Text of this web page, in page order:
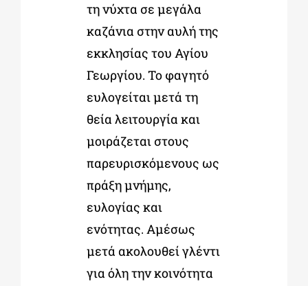
τη νύχτα σε μεγάλα
καζάνια στην αυλή της
εκκλησίας του Αγίου
Γεωργίου. Το φαγητό
ευλογείται μετά τη
θεία λειτουργία και
μοιράζεται στους
παρευρισκόμενους ως
πράξη μνήμης,
ευλογίας και
ενότητας. Αμέσως
μετά ακολουθεί γλέντι
για όλη την κοινότητα